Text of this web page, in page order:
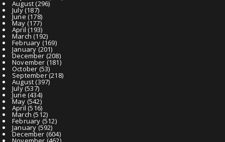
August(296)
July(187)
June(178)
May (177)
April (193)
March (192)
February (169)
January(201)
December (208)
November (181)
October (53)
September(218)
August(397)
July(537)
June(434)
May (542)
April (516)
March (512)
February (512)
January(592)
December (604)